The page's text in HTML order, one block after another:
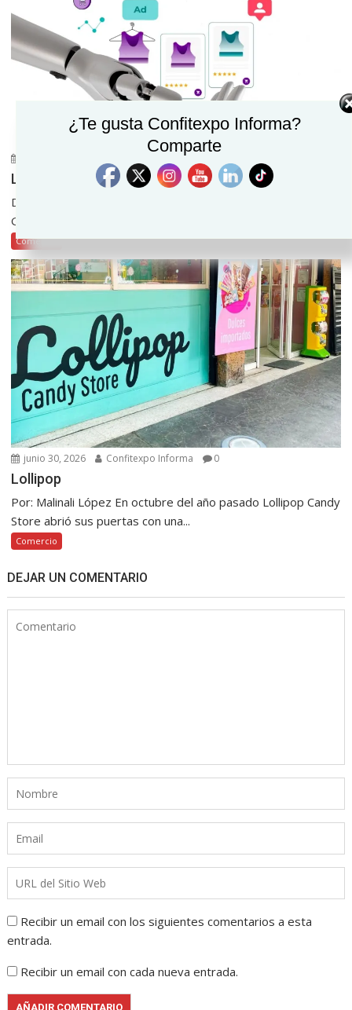
Confitexpo Informa
Las marcas de retail más valiosas de 2026
De acuerdo con el informe Kantar BrandZ Most Valuable
Global Brands 2026, Amazon, Walmart y Costco...
Comercio
junio 30, 2026 Confitexpo Informa 0
Lollipop
Por: Malinali López En octubre del año pasado Lollipop Candy
Store abrió sus puertas con una...
Comercio
DEJAR UN COMENTARIO
Recibir un email con los siguientes comentarios a esta
entrada.
Recibir un email con cada nueva entrada.
¿Te gusta Confitexpo Informa?
Comparte